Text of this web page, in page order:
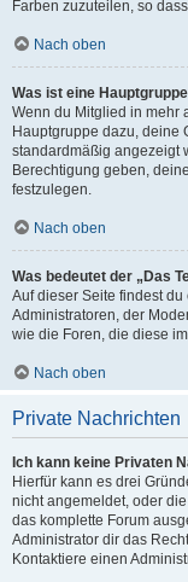
Farben zuzuteilen, so
Nach oben
Was ist eine
Wenn du Mitglied in mehr
Hauptgruppe dazu, deine
standardmäßig angezeigt
Berechtigung geben,
festzulegen.
Nach oben
Was bedeutet der „Das
Auf dieser Seite findest
Administratoren, der
wie die Foren, die diese
Nach oben
Private Nachrichten
Ich kann keine Privaten
Hierfür kann es drei
nicht angemeldet, oder
das komplette Forum
Administrator dir das
Kontaktiere einen